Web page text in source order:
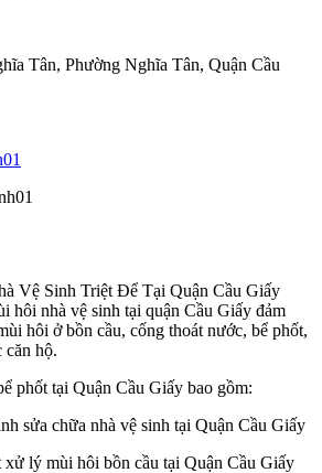
Tân, Phường Nghĩa Tân, Quận Cầu
Vệ Sinh Triệt Để Tại Quận Cầu Giấy
hôi nhà vệ sinh tại quận Cầu Giấy đảm
hôi ở bồn cầu, cống thoát nước, bể phốt,
căn hộ.
phốt tại Quận Cầu Giấy bao gồm:
sửa chữa nhà vệ sinh tại Quận Cầu Giấy
lý mùi hôi bồn cầu tại Quận Cầu Giấy